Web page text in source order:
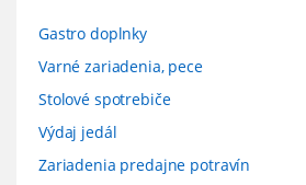
Gastro doplnky
Varné zariadenia, pece
Stolové spotrebiče
Výdaj jedál
Zariadenia predajne potravín